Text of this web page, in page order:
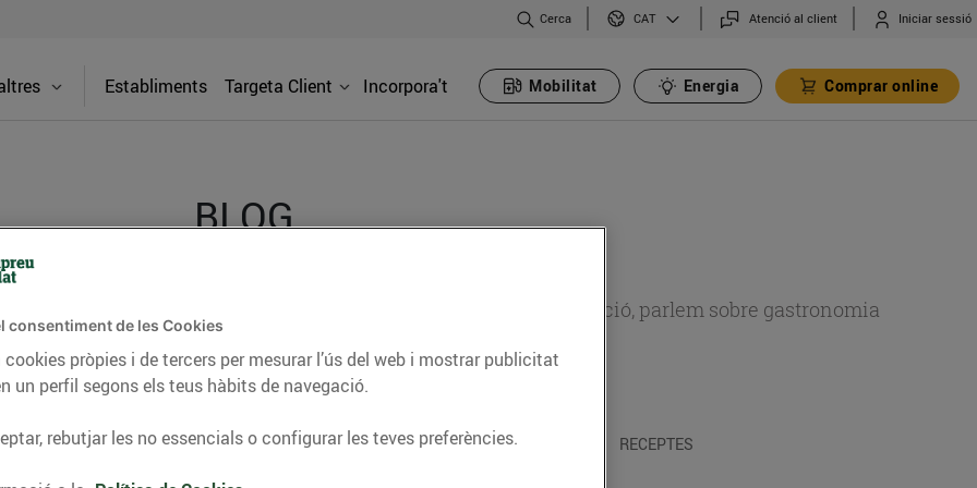
Cerca CAT Atenció al client Iniciar sessió
Establiments Targeta Client Incorpora't Mobilitat Energia Comprar online
BLOG
consells nutricionals, informació d’actualitat sobre alimentació, parlem sobre gastronomia
del nostre territori i molts altres temes.
CONSELLS I HÀBITS SALUDABLES ENERGIA GASTRONOMIA I TRADICIONS RECEPTES
consentiment de les Cookies
pròpies i de tercers per mesurar l’ús del web i mostrar publicitat
un perfil segons els teus hàbits de navegació.
rebutjar les no essencials o configurar les teves preferències.